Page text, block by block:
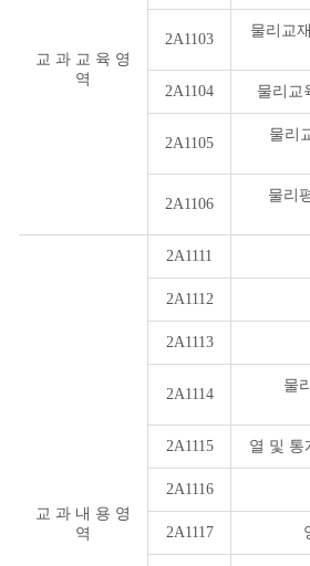
교 과 교 육 영
역
2A1103
물리교
2A1104 물리교
2A1105
물리
2A1106
물리
교 과 내 용 영
역
2A1111
2A1112
2A1113
2A1114
물
2A1115 열 및 통
2A1116
2A1117